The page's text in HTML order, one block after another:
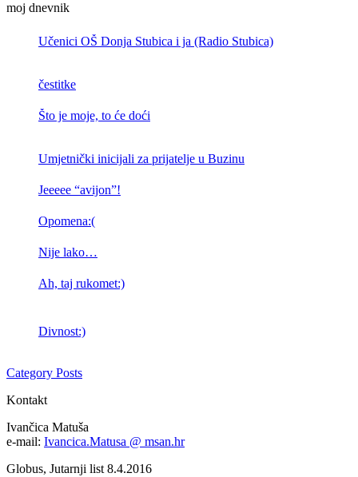
moj dnevnik
Učenici OŠ Donja Stubica i ja (Radio Stubica)
čestitke
Što je moje, to će doći
Umjetnički inicijali za prijatelje u Buzinu
Jeeeee “avijon”!
Opomena:(
Nije lako…
Ah, taj rukomet:)
Divnost:)
Category Posts
Kontakt
Ivančica Matuša
e-mail: Ivancica.Matusa @ msan.hr
Globus, Jutarnji list 8.4.2016